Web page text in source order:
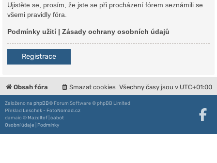
Ujistěte se, prosím, že jste se při procházení fórem seznámili se
všemi pravidly fóra.
Podmínky užití| Zásady ochrany osobních údajů
Registrace
Obsah fóra Všechny časy jsou v UTC+01:00
Smazat cookies
Založeno na phpBB® Forum Software © phpBB Limited
Překlad Leschek - FotoNomad.cz
damaïo © Mazeltof cabot
Osobní údaje
Podmínky